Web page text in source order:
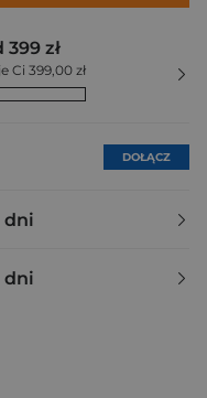
zł
399,00 zł
DOŁĄCZ
dni
dni